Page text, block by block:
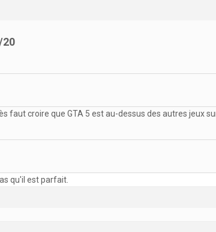
20
croire que GTA 5 est au-dessus des autres jeux
qu'il est parfait.